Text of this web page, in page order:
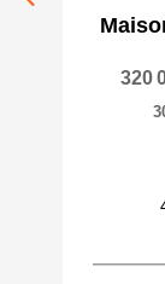
320